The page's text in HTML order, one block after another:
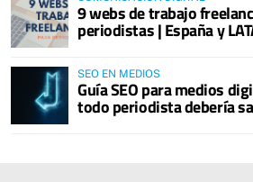
9 webs de trabajo
periodistas | España y
SEO EN MEDIOS
Guía SEO para medios
todo periodista debería